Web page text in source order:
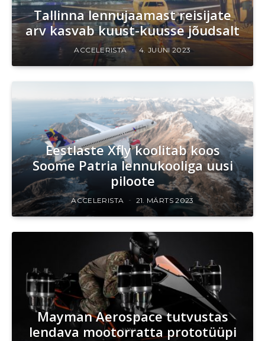
Tallinna lennujaamast reisijate
arv kasvab kuust-kuusse jõudsalt
ACCELERISTA 4. JUUNI 2023
Eestlaste Xfly koolitab koos
Soome Patria lennukooliga uusi
piloote
ACCELERISTA 21. MÄRTS 2023
Mayman Aerospace tutvustas
lendava mootorratta prototüüpi